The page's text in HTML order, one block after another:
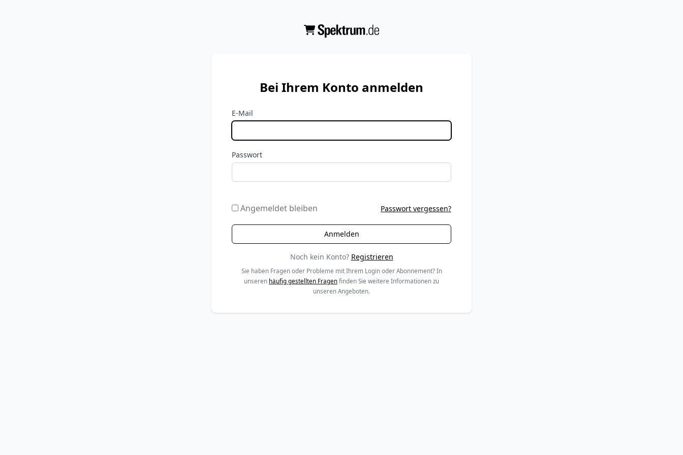
Bei Ihrem Konto anmelden
E-Mail
Passwort
Angemeldet bleiben Passwort vergessen?
Noch kein Konto? Registrieren
Sie haben Fragen oder Probleme mit Ihrem Login oder Abonnement? In
unseren häufig gestellten Fragen finden Sie weitere Informationen zu
unseren Angeboten.